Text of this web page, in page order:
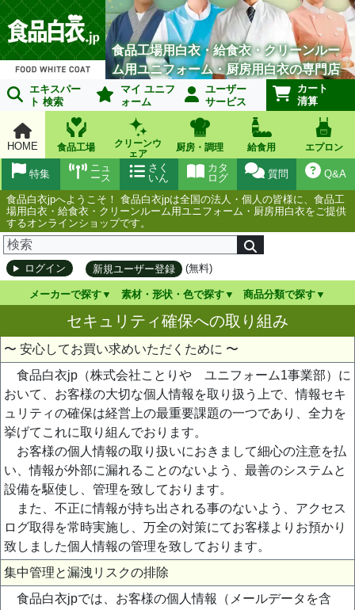
食品工場用白衣・給食衣・クリーンルー
ム用ユニフォーム・厨房用白衣の専門店
エキスパー
ト 検索
マイ ユニフ
ォーム
ユーザー
サービス
カート
清算
HOME 食品工場
クリーンウ
ェア
厨房・調理 給食用 エプロン
Q&A
質問
カタ
ログ
さく
いん
ニュ
ース
特集
食品白衣jpへようこそ！ 食品白衣jpは全国の法人・個人の皆様に、食品工
場用白衣・給食衣・クリーンルーム用ユニフォーム・厨房用白衣をご提供
するオンラインショップです。
ログイン 新規ユーザー登録 (無料)
メーカーで探す 素材・形状・色で探す 商品分類で探す
セキュリティ確保への取り組み
〜 安心してお買い求めいただくために 〜
食品白衣jp（株式会社ことりや ユニフォーム1事業部）に
おいて、お客様の大切な個人情報を取り扱う上で、情報セキ
ュリティの確保は経営上の最重要課題の一つであり、全力を
挙げてこれに取り組んでおります。
お客様の個人情報の取り扱いにおきまして細心の注意を払
い、情報が外部に漏れることのないよう、最善のシステムと
設備を駆使し、管理を致しております。
また、不正に情報が持ち出される事のないよう、アクセス
ログ取得を常時実施し、万全の対策にてお客様よりお預かり
致しました個人情報の管理を致しております。
集中管理と漏洩リスクの排除
食品白衣jpでは、お客様の個人情報（メールデータを含